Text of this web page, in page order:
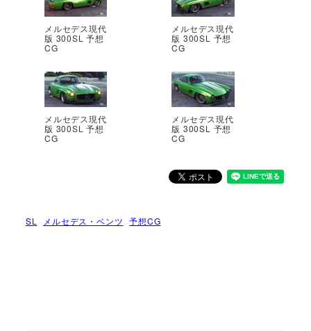
メルセデス現代
版 300SL 予想
CG
メルセデス現代
版 300SL 予想
CG
メルセデス現代
版 300SL 予想
CG
メルセデス現代
版 300SL 予想
CG
SL メルセデス・ベンツ 予想CG